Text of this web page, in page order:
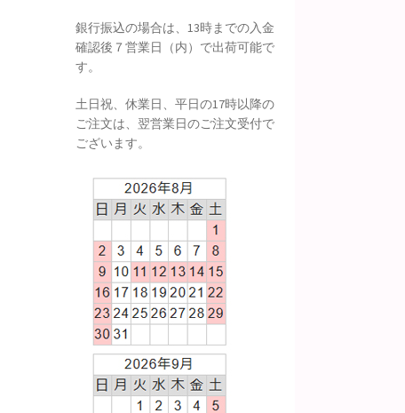
銀行振込の場合は、13時までの入金
確認後７営業日（内）で出荷可能で
す。
土日祝、休業日、平日の17時以降の
ご注文は、翌営業日のご注文受付で
ございます。